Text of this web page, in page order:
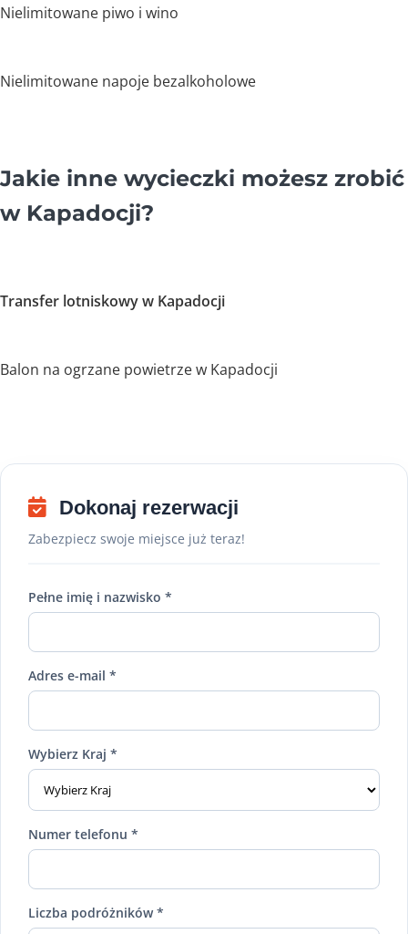
Nielimitowane piwo i wino
Nielimitowane napoje bezalkoholowe
Jakie inne wycieczki możesz zrobić
w Kapadocji?
Transfer lotniskowy w Kapadocji
Balon na ogrzane powietrze w Kapadocji
Dokonaj rezerwacji
Zabezpiecz swoje miejsce już teraz!
Pełne imię i nazwisko *
Adres e-mail *
Wybierz Kraj *
Numer telefonu *
Liczba podróżników *